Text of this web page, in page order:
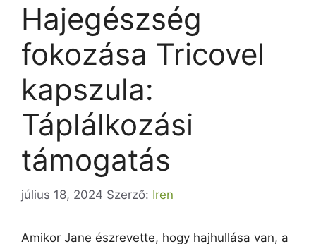
Hajegészség
fokozása Tricovel
kapszula:
Táplálkozási
támogatás
július 18, 2024 Szerző: Iren
Amikor Jane észrevette, hogy hajhullása van, a